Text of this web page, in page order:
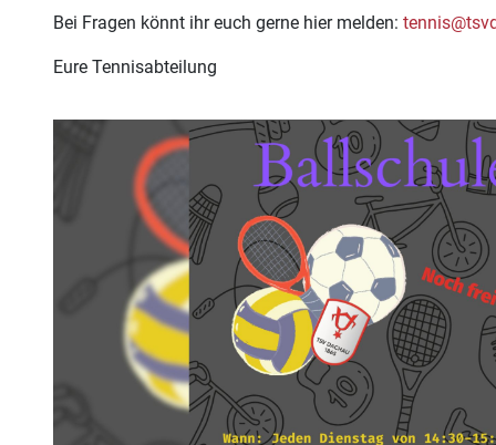
Bei Fragen könnt ihr euch gerne hier melden:
Eure Tennisabteilung